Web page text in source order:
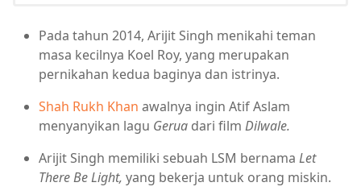
Pada tahun 2014, Arijit Singh menikahi teman
masa kecilnya Koel Roy, yang merupakan
pernikahan kedua baginya dan istrinya.
Shah Rukh Khan awalnya ingin Atif Aslam
menyanyikan lagu Gerua dari film Dilwale.
Arijit Singh memiliki sebuah LSM bernama Let
There Be Light, yang bekerja untuk orang miskin.